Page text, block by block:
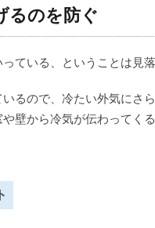
るのを防ぐ
ている、ということは見
るので、冷たい外気にさ
壁から冷気が伝わってく